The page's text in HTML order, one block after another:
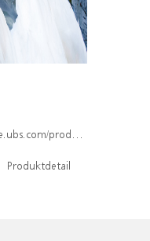
index/isin/DE000WA6PGZ0
Produktdetail